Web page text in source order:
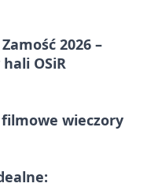
2026 –
OSiR
wieczory